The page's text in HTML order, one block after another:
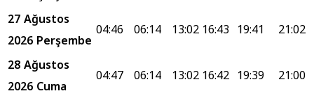
27 Ağustos
2026 Perşembe
04:46 06:14 13:0216:43 19:41
21:02
28 Ağustos
2026 Cuma
04:47 06:14 13:0216:42 19:39
21:00